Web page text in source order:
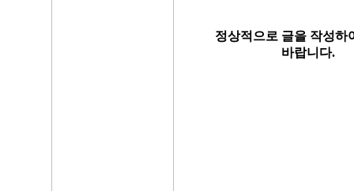
정상적으로 글을 작성하
바랍니다.